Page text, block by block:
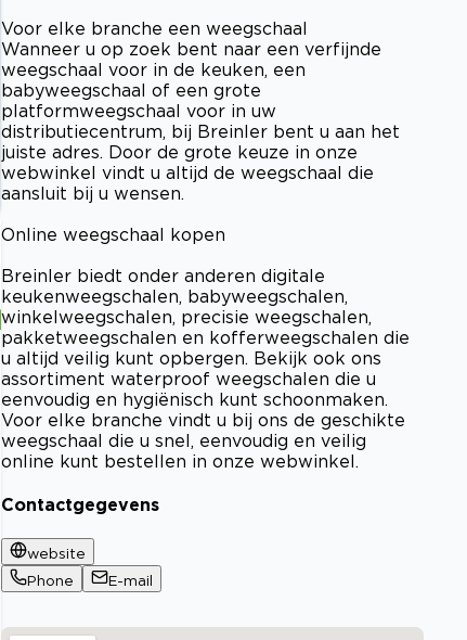
Voor elke branche een weegschaal
Wanneer u op zoek bent naar een verfijnde
weegschaal voor in de keuken, een
babyweegschaal of een grote
platformweegschaal voor in uw
distributiecentrum, bij Breinler bent u aan het
juiste adres. Door de grote keuze in onze
webwinkel vindt u altijd de weegschaal die
aansluit bij u wensen.
Online weegschaal kopen
Breinler biedt onder anderen digitale
keukenweegschalen, babyweegschalen,
winkelweegschalen, precisie weegschalen,
pakketweegschalen en kofferweegschalen die
u altijd veilig kunt opbergen. Bekijk ook ons
assortiment waterproof weegschalen die u
eenvoudig en hygiënisch kunt schoonmaken.
Voor elke branche vindt u bij ons de geschikte
weegschaal die u snel, eenvoudig en veilig
online kunt bestellen in onze webwinkel.
Contactgegevens
website
Phone
E-mail